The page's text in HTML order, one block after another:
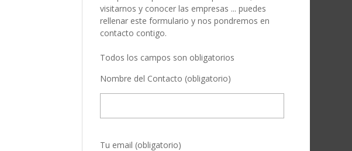
visitarnos y conocer las empresas ... puedes
rellenar este formulario y nos pondremos en
contacto contigo.
Todos los campos son obligatorios
Nombre del Contacto (obligatorio)
Tu email (obligatorio)